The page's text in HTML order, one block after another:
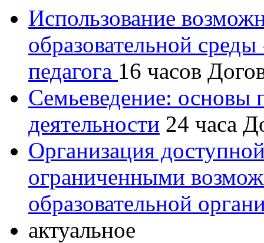
Использование
образовательной
педагога 16 часов
Семьеведение: основы
деятельности 24 часа
Организация
ограниченными
образовательной
актуальное